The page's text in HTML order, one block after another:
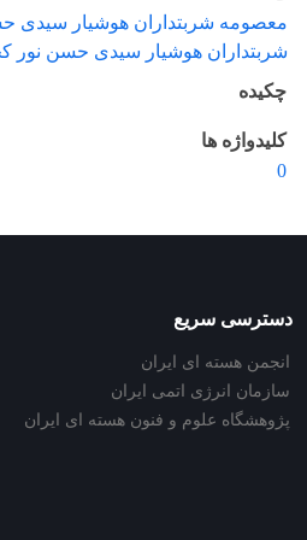
معصومه شربتداران هوشیار سیدی
شربتداران هوشیار سیدی حسن نور
چکیده
کلیدواژه ها
0
دسترسی سریع
انجمن هسته ای ایران
سازمان انرژی اتمی ایران
پژوهشگاه علوم و فنون هسته ای ایران